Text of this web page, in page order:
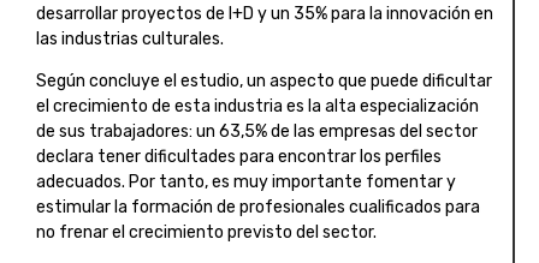
desarrollar proyectos de I+D y un 35% para la innovación en
las industrias culturales.
Según concluye el estudio, un aspecto que puede dificultar
el crecimiento de esta industria es la alta especialización
de sus trabajadores: un 63,5% de las empresas del sector
declara tener dificultades para encontrar los perfiles
adecuados. Por tanto, es muy importante fomentar y
estimular la formación de profesionales cualificados para
no frenar el crecimiento previsto del sector.